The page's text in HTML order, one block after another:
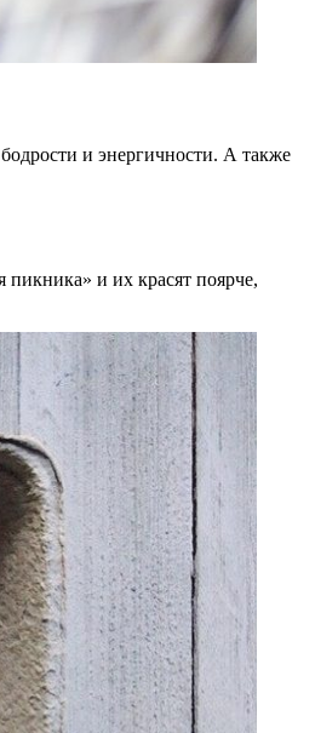
и энергичности. А также
пикника» и их красят поярче,